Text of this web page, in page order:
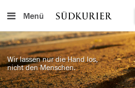
Menü
Wir lassen nur die Hand los,
nicht den Menschen.